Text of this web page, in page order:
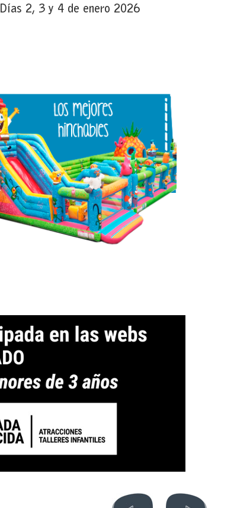
Días 2, 3 y 4 de enero 2026